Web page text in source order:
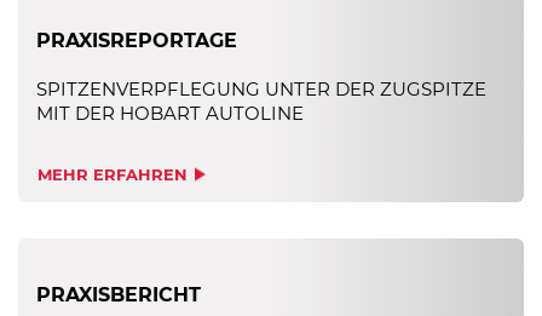
PRAXISREPORTAGE
SPITZENVERPFLEGUNG UNTER DER ZUGSPITZE
MIT DER HOBART AUTOLINE
MEHR ERFAHREN
PRAXISBERICHT